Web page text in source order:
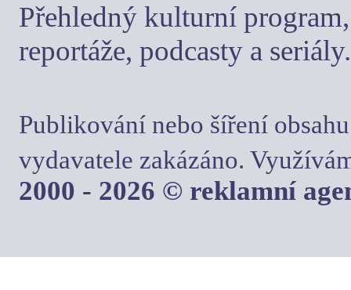
Přehledný kulturní
reportáže, podcasty a seriály.
Publikování nebo šíření
vydavatele zakázáno.
2000 - 2026 © reklamní